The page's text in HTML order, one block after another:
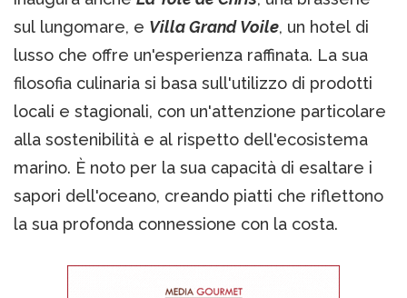
sul lungomare, e Villa Grand Voile, un hotel di
lusso che offre un'esperienza raffinata. La sua
filosofia culinaria si basa sull'utilizzo di prodotti
locali e stagionali, con un'attenzione particolare
alla sostenibilità e al rispetto dell'ecosistema
marino. È noto per la sua capacità di esaltare i
sapori dell'oceano, creando piatti che riflettono
la sua profonda connessione con la costa.